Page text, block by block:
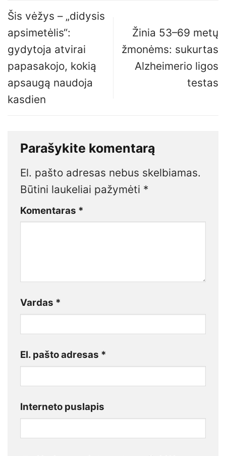
Šis vėžys – „didysis
apsimetėlis“:
gydytoja atvirai
papasakojo, kokią
apsaugą naudoja
kasdien
Žinia 53–69 metų
žmonėms: sukurtas
Alzheimerio ligos
testas
Parašykite komentarą
El. pašto adresas nebus skelbiamas.
Būtini laukeliai pažymėti *
Komentaras *
Vardas *
El. pašto adresas *
Interneto puslapis